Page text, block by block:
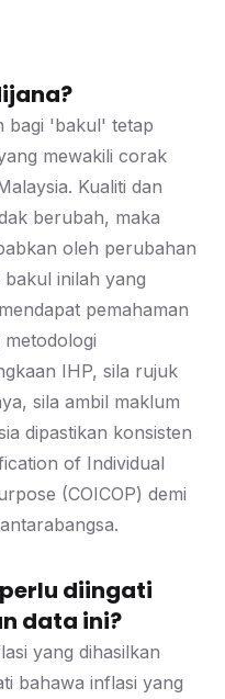
bagi 'bakul' tetap
mewakili corak
Kualiti dan
berubah, maka
oleh perubahan
inilah yang
pemahaman
IHP, sila rujuk
sila ambil maklum
dipastikan konsisten
of Individual
(COICOP) demi
diingati
data ini?
yang dihasilkan
bahawa inflasi yang